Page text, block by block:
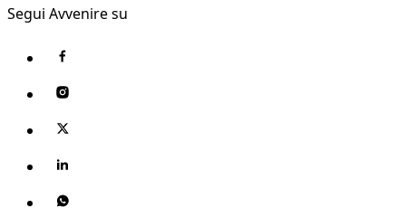
Segui Avvenire su